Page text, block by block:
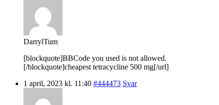
DarrylTum
[blockquote]BBCode you used is not allowed.
[/blockquote]cheapest tetracycline 500 mg[/url]
1 april, 2023 kl. 11:40 #444473 Svar